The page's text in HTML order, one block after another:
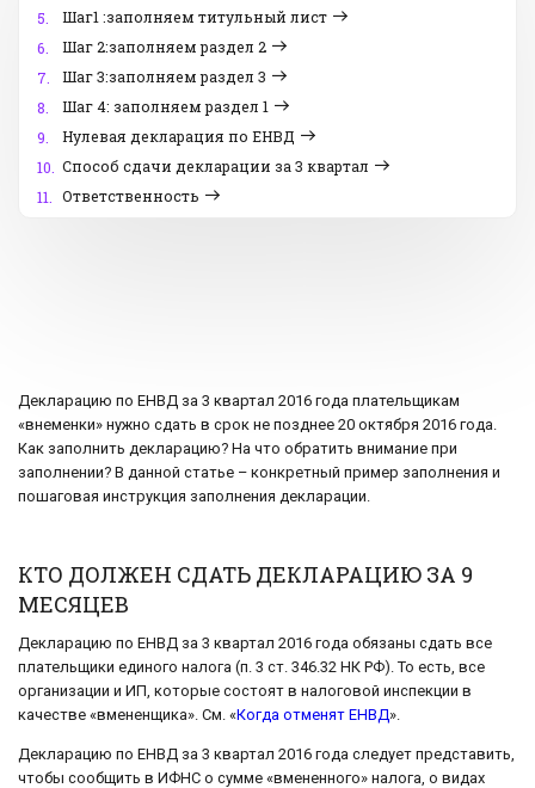
5.
Шаг1 :заполняем титульный лист
6.
Шаг 2:заполняем раздел 2
7.
Шаг 3:заполняем раздел 3
8.
Шаг 4: заполняем раздел 1
9.
Нулевая декларация по ЕНВД
10. Способ сдачи декларации за 3 квартал
11. Ответственность
Декларацию по ЕНВД за 3 квартал 2016 года плательщикам
«внеменки» нужно сдать в срок не позднее 20 октября 2016 года.
Как заполнить декларацию? На что обратить внимание при
заполнении? В данной статье – конкретный пример заполнения и
пошаговая инструкция заполнения декларации.
КТО ДОЛЖЕН СДАТЬ ДЕКЛАРАЦИЮ ЗА 9
МЕСЯЦЕВ
Декларацию по ЕНВД за 3 квартал 2016 года обязаны сдать все
плательщики единого налога (п. 3 ст. 346.32 НК РФ). То есть, все
организации и ИП, которые состоят в налоговой инспекции в
качестве «вмененщика». См. «Когда отменят ЕНВД».
Декларацию по ЕНВД за 3 квартал 2016 года следует представить,
чтобы сообщить в ИФНС о сумме «вмененного» налога, о видах